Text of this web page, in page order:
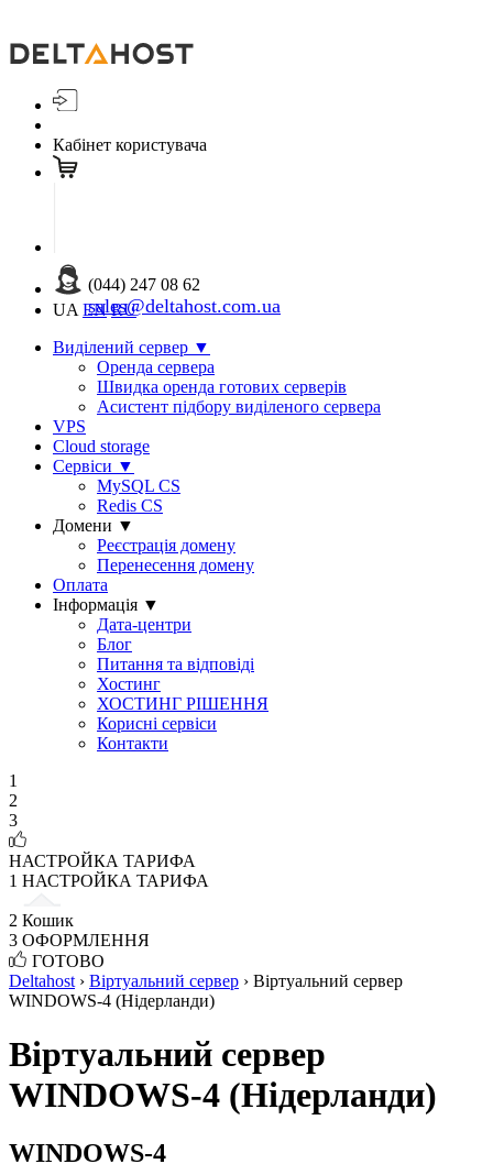
Кабінет користувача
(044) 247 08 62
sales@deltahost.com.ua
UA EN RU
Виділений сервер ▼
Оренда сервера
Швидка оренда готових серверів
Асистент підбору виділеного сервера
VPS
Cloud storage
Сервіси ▼
MySQL CS
Redis CS
Домени ▼
Реєстрація домену
Перенесення домену
Оплата
Інформація ▼
Дата-центри
Блог
Питання та відповіді
Хостинг
ХОСТИНГ РІШЕННЯ
Корисні сервіси
Контакти
1
2
3
НАСТРОЙКА ТАРИФА
1 НАСТРОЙКА ТАРИФА
2 Кошик
3 ОФОРМЛЕННЯ
ГОТОВО
Deltahost › Віртуальний сервер › Віртуальний сервер
WINDOWS-4 (Нідерланди)
Віртуальний сервер
WINDOWS-4 (Нідерланди)
WINDOWS-4